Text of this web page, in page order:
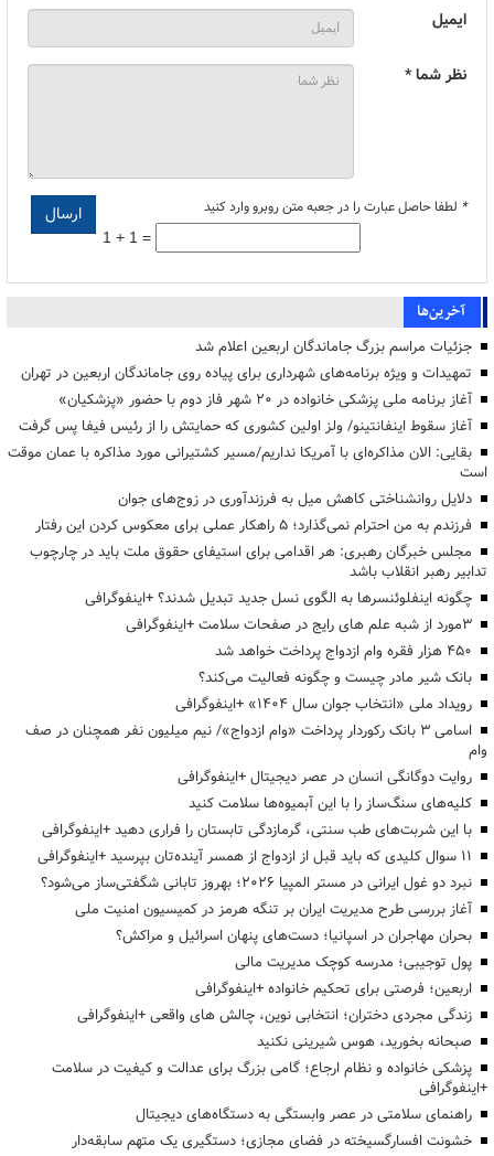
ایمیل
نظر شما *
* لطفا حاصل عبارت را در جعبه متن روبرو وارد کنید
1 + 1 =
آخرین‌ها
جزئیات مراسم بزرگ جاماندگان اربعین اعلام شد
تمهیدات و ویژه برنامه‌های شهرداری برای پیاده روی جاماندگان اربعین در تهران
آغاز برنامه ملی پزشکی خانواده در ۲۰ شهر فاز دوم با حضور «پزشکیان»
آغاز سقوط اینفانتینو/ ولز اولین کشوری که حمایتش را از رئیس فیفا پس گرفت
بقایی: الان مذاکره‌ای با آمریکا نداریم/مسیر کشتیرانی مورد مذاکره با عمان موقت
است
دلایل روانشناختی کاهش میل به فرزندآوری در زوج‌های جوان
فرزندم به من احترام نمی‌گذارد؛ ۵ راهکار عملی برای معکوس کردن این رفتار
مجلس خبرگان رهبری: هر اقدامی برای استیفای حقوق ملت باید در چارچوب
تدابیر رهبر انقلاب باشد
چگونه اینفلوئنسرها به الگوی نسل جدید تبدیل شدند؟ +اینفوگرافی
3مورد از شبه علم های رایج در صفحات سلامت +اینفوگرافی
۴۵۰ هزار فقره وام ازدواج پرداخت خواهد شد
بانک شیر مادر چیست و چگونه فعالیت می‌کند؟
رویداد ملی «انتخاب جوان سال ۱۴۰۴» +اینفوگرافی
اسامی ۳ بانک رکوردار پرداخت «وام ازدواج»/ نیم میلیون نفر همچنان در صف
وام
روایت دوگانگی انسان در عصر دیجیتال +اینفوگرافی
کلیه‌های سنگ‌ساز را با این آبمیوه‌ها سلامت کنید
با این شربت‌های طب سنتی، گرمازدگی تابستان را فراری دهید +اینفوگرافی
۱۱ سوال کلیدی که باید قبل از ازدواج از همسر آینده‌تان بپرسید +اینفوگرافی
نبرد دو غول ایرانی در مستر المپیا ۲۰۲۶؛ بهروز تابانی شگفتی‌ساز می‌شود؟
آغاز بررسی طرح مدیریت ایران بر تنگه هرمز در کمیسیون امنیت ملی
بحران مهاجران در اسپانیا؛ دست‌های پنهان اسرائیل و مراکش؟
پول توجیبی؛ مدرسه کوچک مدیریت مالی
اربعین؛ فرصتی برای تحکیم خانواده +اینفوگرافی
زندگی مجردی دختران؛ انتخابی نوین، چالش های واقعی +اینفوگرافی
صبحانه بخورید، هوس شیرینی نکنید
پزشکی خانواده و نظام ارجاع؛ گامی بزرگ برای عدالت و کیفیت در سلامت
+اینفوگرافی
راهنمای سلامتی در عصر وابستگی به دستگاه‌های دیجیتال
خشونت افسارگسیخته در فضای مجازی؛ دستگیری یک متهم سابقه‌دار